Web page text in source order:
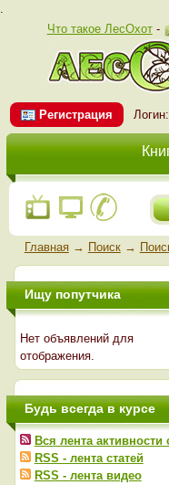
.
Что такое ЛесОхот-
Регистрация Логин:
Главная→ Поиск→
Ищу попутчика
Нет объявлений для
отображения.
Будь всегда в курсе
Вся лента активности
RSS - лента статей
RSS - лента видео